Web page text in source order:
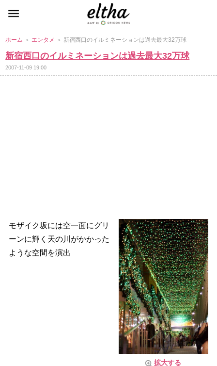
ホーム ＞ エンタメ ＞ 新宿西口のイルミネーションは過去最大32万球
新宿西口のイルミネーションは過去最大32万球
2007-11-09 19:00
拡大する
モザイク坂には空一面にグリ
ーンに輝く天の川がかかった
ような空間を演出